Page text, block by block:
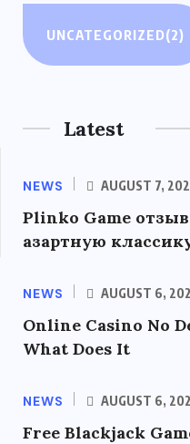
UNCATEGORIZED(2)
Latest
NEWS AUGUST 7,
Plinko Game
азартную
NEWS AUGUST 6,
Online Casino No
What Does It
NEWS AUGUST 6,
Free Blackjack